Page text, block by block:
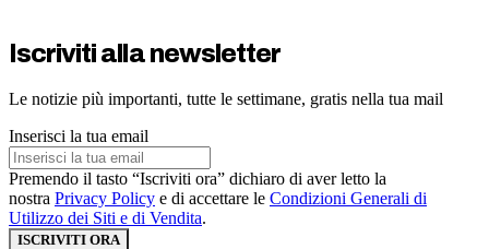
Iscriviti alla newsletter
Le notizie più importanti, tutte le settimane, gratis nella tua mail
Inserisci la tua email
Premendo il tasto “Iscriviti ora” dichiaro di aver letto la
nostra Privacy Policy e di accettare le Condizioni Generali di
Utilizzo dei Siti e di Vendita.
ISCRIVITI ORA